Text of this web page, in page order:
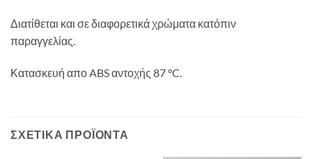
Διατίθεται και σε διαφορετικά χρώματα κατόπιν
παραγγελίας.
Κατασκευή απο ABS αντοχής 87 °C.
ΣΧΕΤΙΚΆ ΠΡΟΪΌΝΤΑ